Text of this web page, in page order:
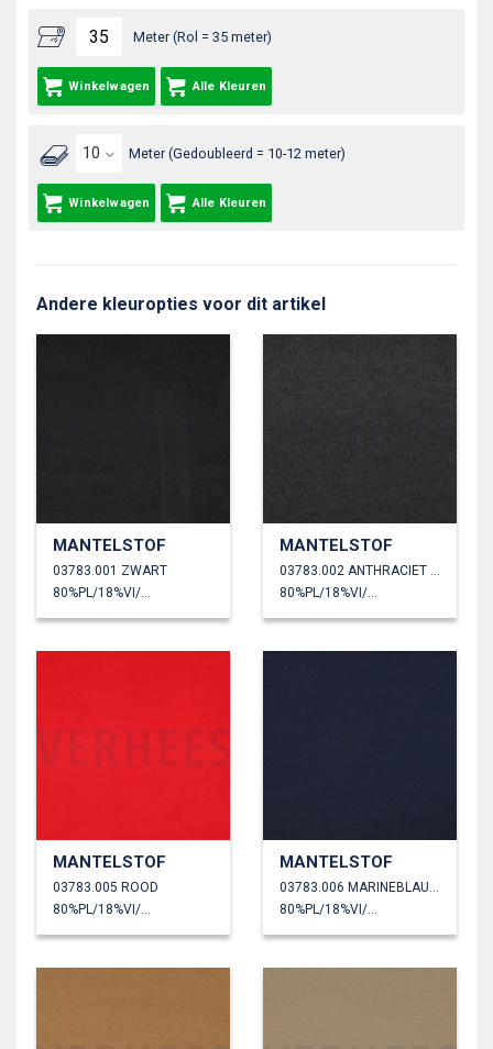
Meter (Rol = 35 meter)
Winkelwagen Alle Kleuren
Meter (Gedoubleerd = 10-12 meter)
Winkelwagen Alle Kleuren
Andere kleuropties voor dit artikel
MANTELSTOF
03783.001 ZWART
80%PL/18%VI/2%EA
MANTELSTOF
03783.002 ANTHRACIET GEMÊLEERD
80%PL/18%VI/2%EA
MANTELSTOF
03783.005 ROOD
80%PL/18%VI/2%EA
MANTELSTOF
03783.006 MARINEBLAUW
80%PL/18%VI/2%EA